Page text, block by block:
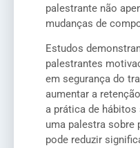
palestrante não
mudanças de
Estudos
palestrantes
em segurança do
aumentar a
a prática de hábitos
uma palestra sobre
pode reduzir